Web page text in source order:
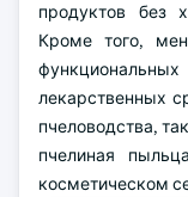
продуктов без
Кроме того,
лекарственных
пчеловодства,
пчелиная
косметическом